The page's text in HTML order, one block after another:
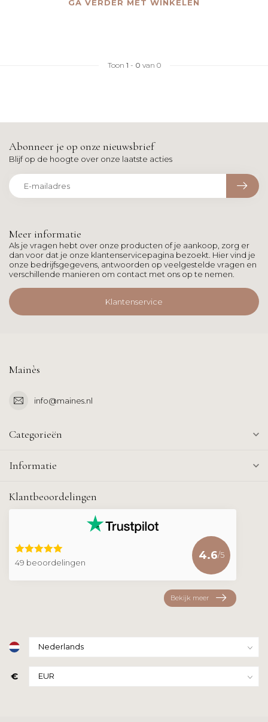
GA VERDER MET WINKELEN
Toon 1 - 0 van 0
Meer informatie
Als je vragen hebt over onze producten of je aankoop, zorg er
dan voor dat je onze klantenservicepagina bezoekt. Hier vind je
onze bedrijfsgegevens, antwoorden op veelgestelde vragen en
verschillende manieren om contact met ons op te nemen.
Klantenservice
Abonneer je op onze nieuwsbrief
Blijf op de hoogte over onze laatste acties
Mainès
info@maines.nl
Categorieën
Informatie
Klantbeoordelingen
49 beoordelingen
4.6/5
Bekijk meer
€